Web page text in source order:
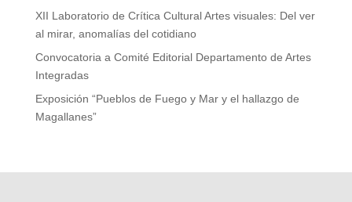
XII Laboratorio de Crítica Cultural Artes visuales: Del ver
al mirar, anomalías del cotidiano
Convocatoria a Comité Editorial Departamento de Artes
Integradas
Exposición “Pueblos de Fuego y Mar y el hallazgo de
Magallanes”